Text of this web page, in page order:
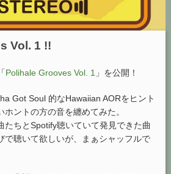
Vol. 1 !!
Polihale Grooves Vol. 1 」を公開！
Got Soul 的なHawaiian AORをヒント
ントの方の音を纏めてみた。
たちとSpotify聴いていて発見できた曲
で聴いて欲しいが、まぁシャッフルで